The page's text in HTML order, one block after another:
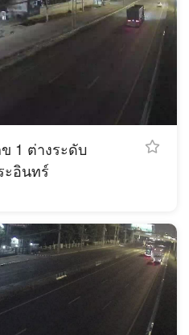
1 ต่างระดับ
ะอินทร์